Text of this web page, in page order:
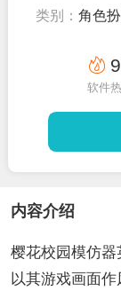
类别：角色
软件
内容介绍
樱花校园模仿器
以其游戏画面